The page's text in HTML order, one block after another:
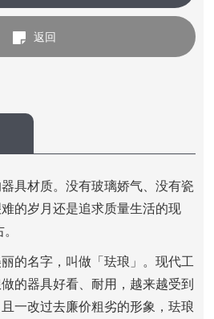
返回
材质。没有玻璃娇气、没有瓷
的岁月还是追求质量生活的现
名字，叫做「珐琅」。现代工
的器具好看、耐用，越来越受到
一改过去廉价粗劣的形象，珐琅